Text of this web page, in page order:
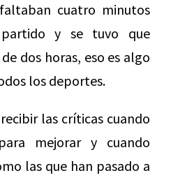
cuatro minutos
y se tuvo que
dos horas, eso es algo
los deportes.
las críticas cuando
mejorar y cuando
las que han pasado a